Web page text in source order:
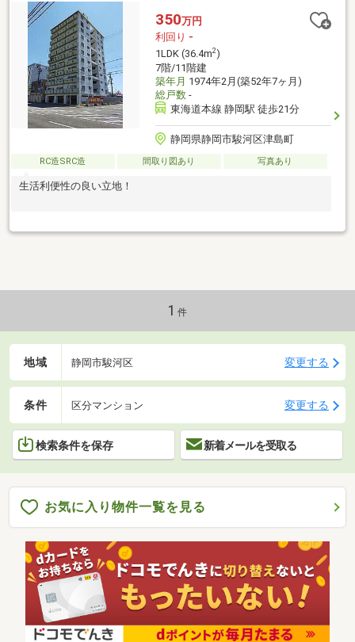
350万円
利回り -
1LDK (36.4m2)
7階/11階建
築年月 1974年2月(築52年7ヶ月)
総戸数-
東海道本線 静岡駅 徒歩21分
静岡県静岡市駿河区津島町
RC造SRC造 間取り図あり 写真あり
生活利便性の良い立地！
1 件
地域 静岡市駿河区 変更する
条件 区分マンション 変更する
検索条件を保存 新着メールを受取る
お気に入り物件一覧を見る